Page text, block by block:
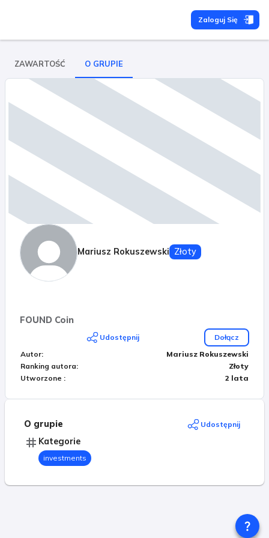
Zaloguj Się
ZAWARTOŚĆ O GRUPIE
Mariusz Rokuszewski Złoty
FOUND Coin
Udostępnij
Dołącz
Autor:
Mariusz Rokuszewski
Ranking autora:
Złoty
Utworzone : 2 lata
O grupie Udostępnij
Kategorie
investments